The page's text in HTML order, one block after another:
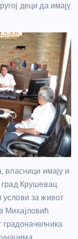
деци да имају
власници имају и
град Крушевац
за живот
Михајловић